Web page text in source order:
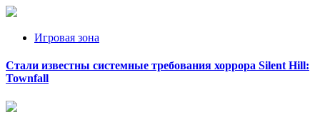
Игровая зона
Стали известны системные требования хоррора Silent Hill:
Townfall